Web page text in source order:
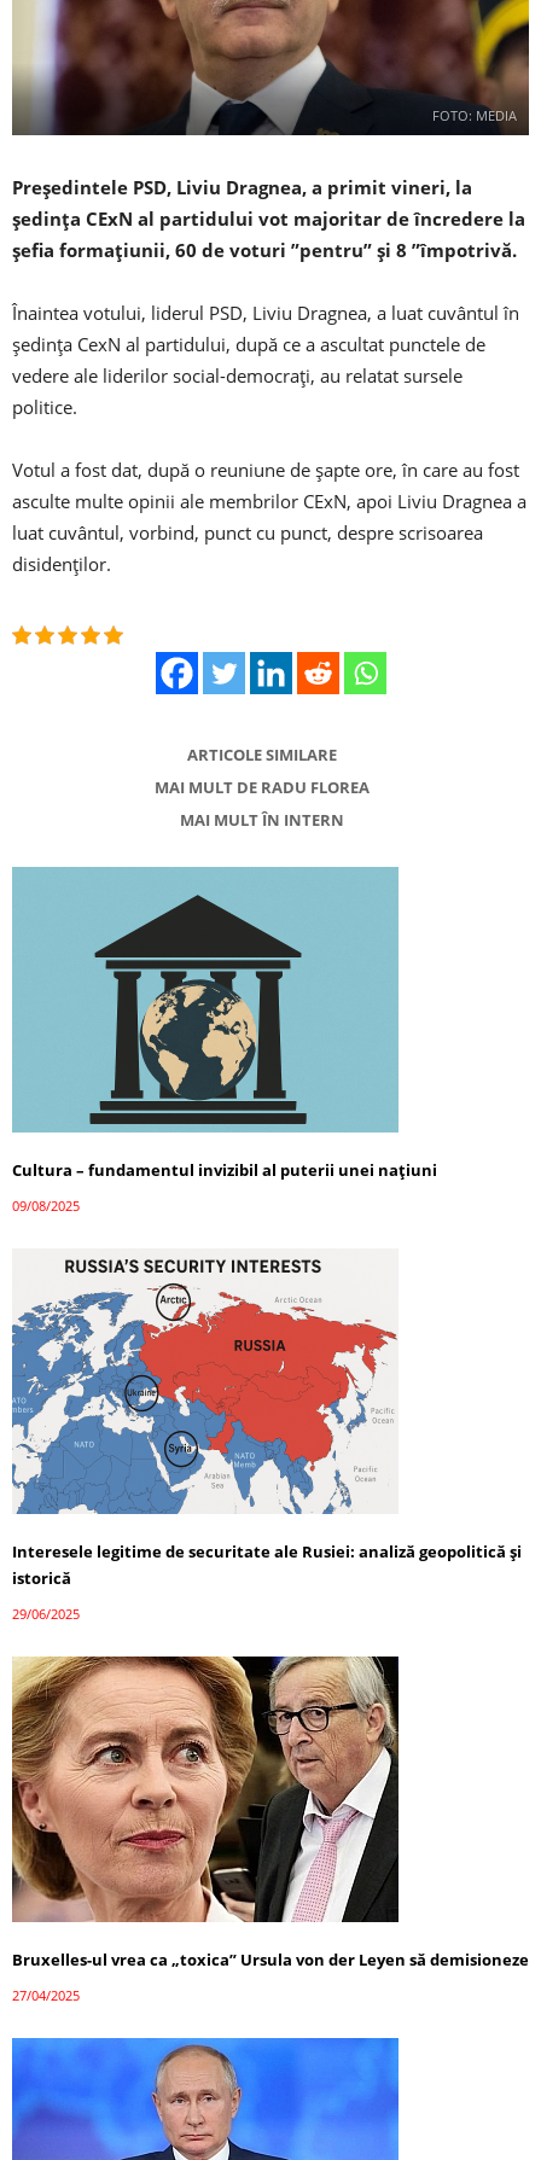
FOTO: MEDIA
Preşedintele PSD, Liviu Dragnea, a primit vineri, la
şedinţa CExN al partidului vot majoritar de încredere la
şefia formaţiunii, 60 de voturi ”pentru” și 8 ”împotrivă.
Înaintea votului, liderul PSD, Liviu Dragnea, a luat cuvântul în
şedinţa CexN al partidului, după ce a ascultat punctele de
vedere ale liderilor social-democraţi, au relatat sursele
politice.
Votul a fost dat, după o reuniune de şapte ore, în care au fost
asculte multe opinii ale membrilor CExN, apoi Liviu Dragnea a
luat cuvântul, vorbind, punct cu punct, despre scrisoarea
disidenţilor.
ARTICOLE SIMILARE
MAI MULT DE RADU FLOREA
MAI MULT ÎN INTERN
Cultura – fundamentul invizibil al puterii unei națiuni
09/08/2025
Interesele legitime de securitate ale Rusiei: analiză geopolitică și
istorică
29/06/2025
Bruxelles-ul vrea ca „toxica” Ursula von der Leyen să demisioneze
27/04/2025